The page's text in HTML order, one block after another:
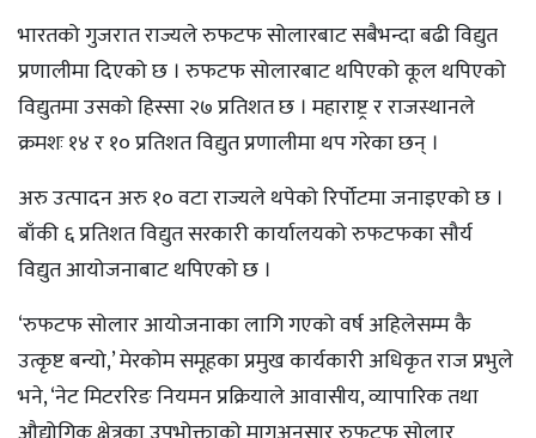
भारतको गुजरात राज्यले रुफटफ सोलारबाट सबैभन्दा बढी विद्युत
प्रणालीमा दिएको छ । रुफटफ सोलारबाट थपिएको कूल थपिएको
विद्युतमा उसको हिस्सा २७ प्रतिशत छ । महाराष्ट्र र राजस्थानले
क्रमशः १४ र १० प्रतिशत विद्युत प्रणालीमा थप गरेका छन् ।
अरु उत्पादन अरु १० वटा राज्यले थपेको रिर्पोटमा जनाइएको छ ।
बाँकी ६ प्रतिशत विद्युत सरकारी कार्यालयको रुफटफका सौर्य
विद्युत आयोजनाबाट थपिएको छ ।
‘रुफटफ सोलार आयोजनाका लागि गएको वर्ष अहिलेसम्म कै
उत्कृष्ट बन्यो,’ मेरकोम समूहका प्रमुख कार्यकारी अधिकृत राज प्रभुले
भने, ‘नेट मिटररिङ नियमन प्रक्रियाले आवासीय, व्यापारिक तथा